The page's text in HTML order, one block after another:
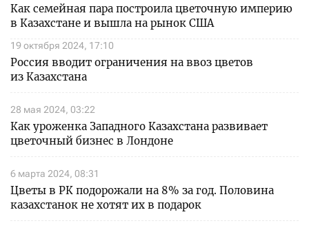
Как семейная пара построила цветочную империю
в Казахстане и вышла на рынок США
19 октября 2024, 17:10
Россия вводит ограничения на ввоз цветов
из Казахстана
28 мая 2024, 03:22
Как уроженка Западного Казахстана развивает
цветочный бизнес в Лондоне
6 марта 2024, 08:31
Цветы в РК подорожали на 8% за год. Половина
казахстанок не хотят их в подарок